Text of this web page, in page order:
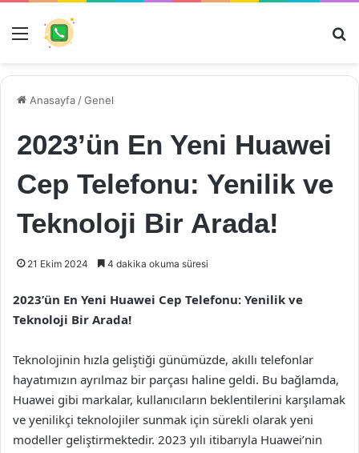
Menü
Anasayfa /Genel
2023’ün En Yeni Huawei
Cep Telefonu: Yenilik ve
Teknoloji Bir Arada!
21 Ekim 2024 4 dakika okuma süresi
2023’ün En Yeni Huawei Cep Telefonu: Yenilik ve
Teknoloji Bir Arada!
Teknolojinin hızla geliştiği günümüzde, akıllı telefonlar
hayatımızın ayrılmaz bir parçası haline geldi. Bu bağlamda,
Huawei gibi markalar, kullanıcıların beklentilerini karşılamak
ve yenilikçi teknolojiler sunmak için sürekli olarak yeni
modeller geliştirmektedir. 2023 yılı itibarıyla Huawei’nin